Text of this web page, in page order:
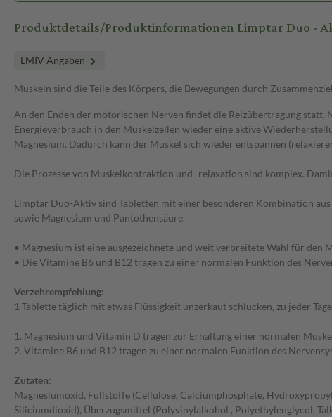
Produktdetails/Produktinformationen Limptar Duo -
LMIV Angaben
Muskeln sind die Teile des Körpers, die Bewegungen durch
An den Enden der motorischen Nerven findet die Reizübertragung
Energieverbrauch in den Muskelzellen wieder eine aktive
Magnesium. Dadurch kann der Muskel sich wieder entspannen
Die Prozesse von Muskelkontraktion und -relaxation sind komplex.
Limptar Duo-Aktiv sind Tabletten mit einer besonderen Kombination
sowie Magnesium und Pantothensäure.
• Magnesium ist eine ausgezeichnete und weit verbreitete Wahl für
• Die Vitamine B6 und B12 tragen zu einer normalen Funktion des
Verzehrempfehlung:
1 Tablette täglich mit etwas Flüssigkeit unzerkaut schlucken, zu jeder
1. Magnesium und Vitamin D tragen zur Erhaltung einer normalen
2. Vitamine B6 und B12 tragen zu einer normalen Funktion des
Zutaten:
Magnesiumoxid, Füllstoffe (Cellulose, Calciumphosphate,
Siliciumdioxid), Überzugsmittel (Polyvinylalkohol , Polyethylenglycol,